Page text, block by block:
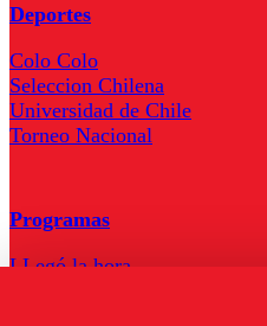
Deportes
Colo Colo
Seleccion Chilena
Universidad de Chile
Torneo Nacional
Programas
LLegó la hora